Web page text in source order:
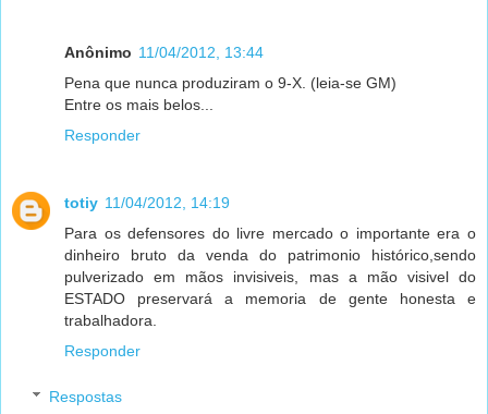
Anônimo 11/04/2012, 13:44
Pena que nunca produziram o 9-X. (leia-se GM)
Entre os mais belos...
Responder
totiy 11/04/2012, 14:19
Para os defensores do livre mercado o importante era o
dinheiro bruto da venda do patrimonio histórico,sendo
pulverizado em mãos invisiveis, mas a mão visivel do
ESTADO preservará a memoria de gente honesta e
trabalhadora.
Responder
Respostas